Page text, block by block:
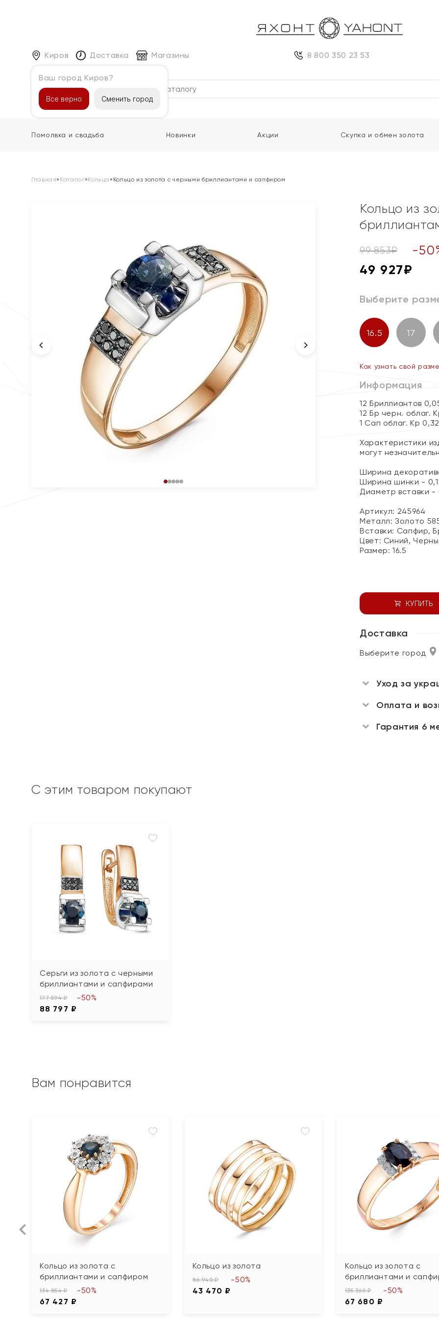
Киров
Ваш город Киров?
Все верно Сменить город
Доставка Магазины 8 800 350 23 53
Каталог
Помолвка и свадьба Новинки Акции Скупка и обмен золота
Главная» Каталог»Кольца » Кольцо из золота с черными бриллиантами и сапфиром
Кольцо из
99 853₽ -50
49 927₽
Выберите
16.5 17
Как узнать свой
Информация
12 Бриллиантов
12 Бр черн. облаг.
1 Сап облаг. Кр
Характеристики
могут
Ширина
Ширина шинки -
Диаметр вставки -
Артикул: 245964
Металл:Золото
Вставки: Сапфир,
Цвет: Синий,
Размер:16.5
КУПИТЬ
Доставка
Выберите город
Уход за
Оплата и
Гарантия 6
С этим товаром покупают
Серьги из золота с черными
бриллиантами и сапфирами
177 594 ₽
88 797 ₽
-50%
Вам понравится
Кольцо из золота с
бриллиантами и сапфиром
134 854 ₽
67 427 ₽
-50%
Кольцо из золота
86 940 ₽
43 470 ₽
-50%
Кольцо из золота с
бриллиантами и
135 360 ₽
67 680 ₽
-50%